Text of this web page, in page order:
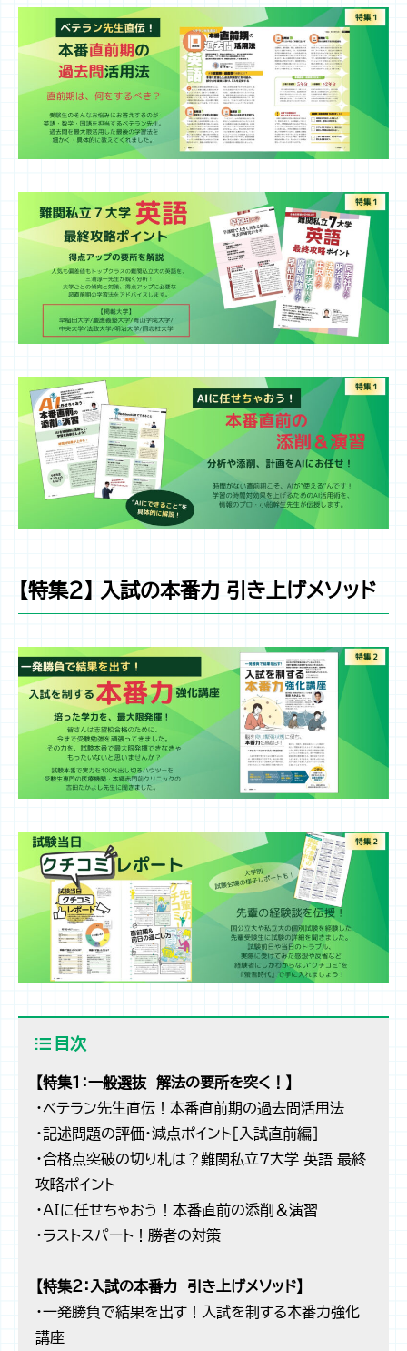
【特集２】 入試の本番力 引き上げメソッド
目次
【特集１：一般選抜 解法の要所を突く！】
・ベテラン先生直伝！本番直前期の過去問活用法
・記述問題の評価・減点ポイント［入試直前編］
・合格点突破の切り札は？難関私立7大学 英語 最終
攻略ポイント
・AIに任せちゃおう！本番直前の添削＆演習
・ラストスパート！勝者の対策
【特集２：入試の本番力 引き上げメソッド】
・一発勝負で結果を出す！入試を制する本番力強化
講座